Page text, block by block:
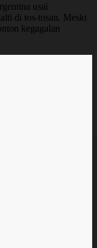
usai
di tos-tosan. Meski
kegagalan